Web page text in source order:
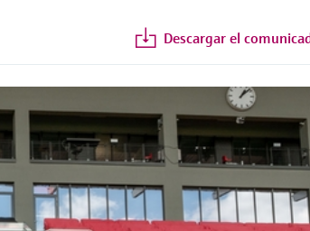
Descargar el